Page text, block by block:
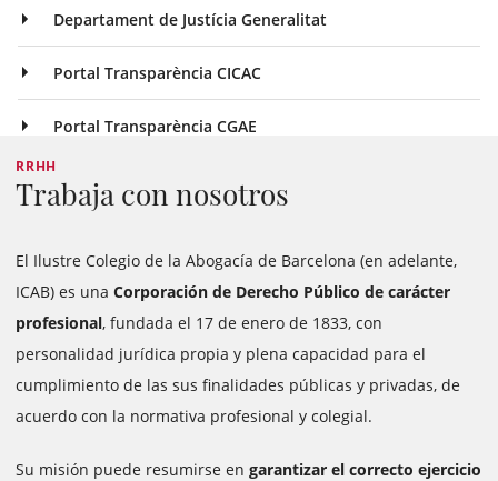
Departament de Justícia Generalitat
Portal Transparència CICAC
Portal Transparència CGAE
RRHH
Trabaja con nosotros
El Ilustre Colegio de la Abogacía de Barcelona (en adelante,
ICAB) es una Corporación de Derecho Público de carácter
profesional, fundada el 17 de enero de 1833, con
personalidad jurídica propia y plena capacidad para el
cumplimiento de las sus finalidades públicas y privadas, de
acuerdo con la normativa profesional y colegial.
Su misión puede resumirse en garantizar el correcto ejercicio